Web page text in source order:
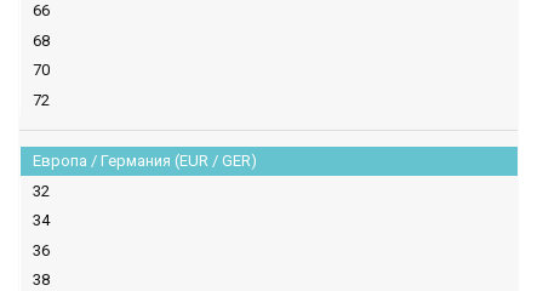
66
68
70
72
Европа / Германия (EUR / GER)
32
34
36
38